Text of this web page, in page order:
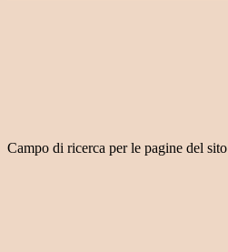
Campo di ricerca per le pagine del sito